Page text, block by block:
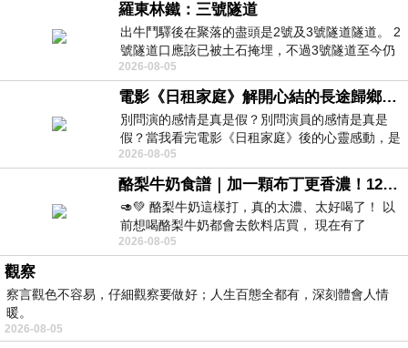
羅東林鐵：三號隧道
出牛鬥驛後在聚落的盡頭是2號及3號隧道隧道。 2
號隧道口應該已被土石掩埋，不過3號隧道至今仍
存在。從台7丙牛鬥橋上往左岸上游方
2026-08-05
電影《日租家庭》解開心結的長途歸鄉！能在電影院感受到地理的寬闊和人心的相鄰，真是太棒了！
別問演的感情是真是假？別問演員的感情是真是
假？當我看完電影《日租家庭》後的心靈感動，是
真的。詮釋的情感觸動了人心，就是真情
2026-08-05
酪梨牛奶食譜｜加一顆布丁更香濃！120秒完成飲料店級酪梨奶昔｜imami 旗艦豆漿機
🥑💚 酪梨牛奶這樣打，真的太濃、太好喝了！ 以
前想喝酪梨牛奶都會去飲料店買， 現在有了
imami 健康煮藝｜旗艦破壁智慧養生豆漿機，
2026-08-05
觀察
察言觀色不容易，仔細觀察要做好；人生百態全都有，深刻體會人情
暖。
2026-08-05